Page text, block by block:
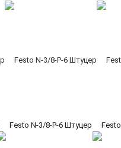
Festo N-3/8-P-6 Штуцер